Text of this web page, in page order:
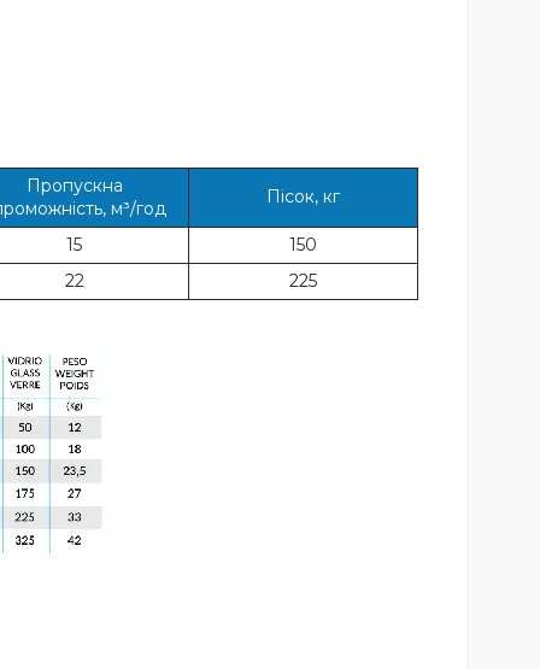
Пропускна
м³/год
Пісок, кг
15
150
22
225